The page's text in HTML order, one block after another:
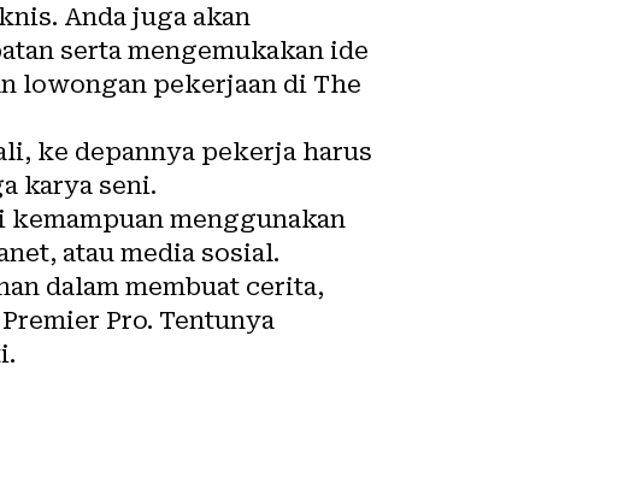
Anda juga akan
serta mengemukakan ide
lowongan pekerjaan di The
ke depannya pekerja harus
karya seni.
menggunakan
atau media sosial.
dalam membuat cerita,
Pro. Tentunya